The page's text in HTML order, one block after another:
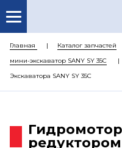
Главная Каталог запчастей
мини-экскаватор SANY SY 35C
Экскаватора SANY SY 35C
редуктором